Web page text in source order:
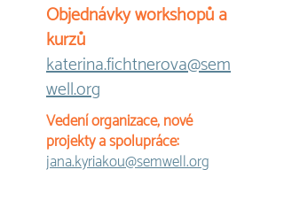
Objednávky workshopů a
kurzů
katerina.fichtnerova@sem
well.org
Vedení organizace, nové
projekty a spolupráce:
jana.kyriakou@semwell.org